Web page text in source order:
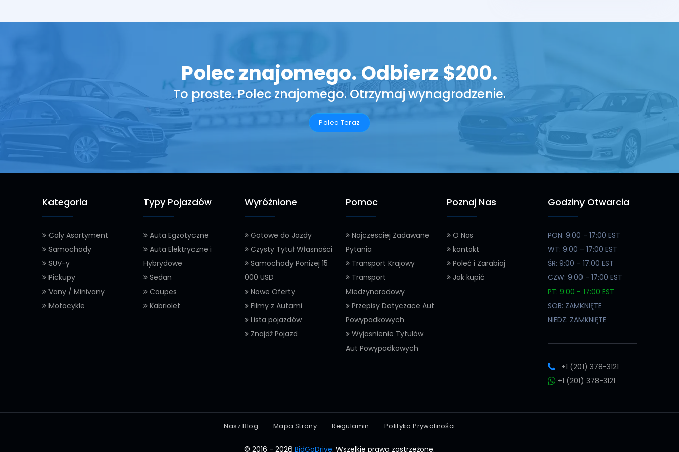
Polec znajomego. Odbierz $200.
To proste. Polec znajomego. Otrzymaj wynagrodzenie.
Polec Teraz
Kategoria
Caly Asortyment
Samochody
SUV-y
Pickupy
Vany / Minivany
Motocykle
Typy Pojazdów
Auta Egzotyczne
Auta Elektryczne i
Hybrydowe
Sedan
Coupes
Kabriolet
Wyróżnione
Gotowe do Jazdy
Czysty Tytuł Własności
Samochody Ponizej 15
000 USD
Nowe Oferty
Filmy z Autami
Lista pojazdów
Znajdź Pojazd
Pomoc
Najczesciej Zadawane
Pytania
Transport Krajowy
Transport
Miedzynarodowy
Przepisy Dotyczace Aut
Powypadkowych
Wyjasnienie Tytulów
Aut Powypadkowych
Poznaj Nas
O Nas
kontakt
Poleć i Zarabiaj
Jak kupić
Godziny Otwarcia
PON: 9:00 - 17:00 EST
WT: 9:00 - 17:00 EST
ŚR: 9:00 - 17:00 EST
CZW: 9:00 - 17:00 EST
PT: 9:00 - 17:00 EST
SOB: ZAMKNIĘTE
NIEDZ: ZAMKNIĘTE
+1 (201) 378-3121
+1 (201) 378-3121
Nasz Blog Mapa Strony Regulamin Polityka Prywatności
© 2016 - 2026 BidGoDrive. Wszelkie prawa zastrzeżone.